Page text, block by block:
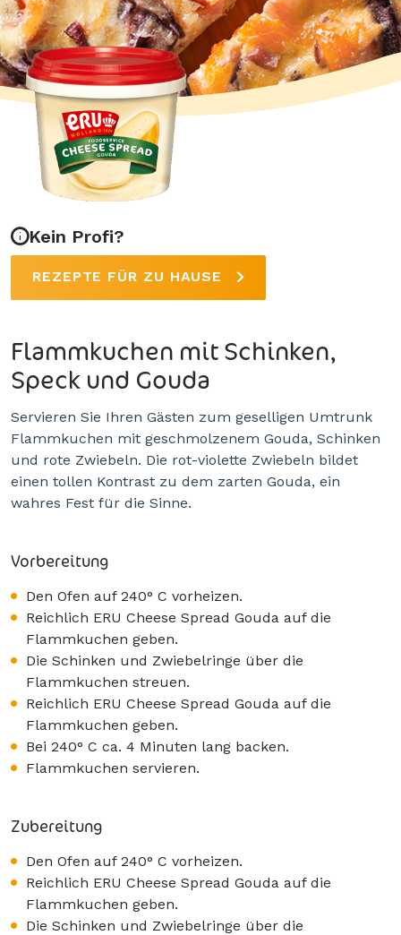
Kein Profi?
REZEPTE FÜR ZU HAUSE
Flammkuchen mit Schinken,
Speck und Gouda
Servieren Sie Ihren Gästen zum geselligen Umtrunk
Flammkuchen mit geschmolzenem Gouda, Schinken
und rote Zwiebeln. Die rot-violette Zwiebeln bildet
einen tollen Kontrast zu dem zarten Gouda, ein
wahres Fest für die Sinne.
Vorbereitung
Den Ofen auf 240° C vorheizen.
Reichlich ERU Cheese Spread Gouda auf die
Flammkuchen geben.
Die Schinken und Zwiebelringe über die
Flammkuchen streuen.
Reichlich ERU Cheese Spread Gouda auf die
Flammkuchen geben.
Bei 240° C ca. 4 Minuten lang backen.
Flammkuchen servieren.
Zubereitung
Den Ofen auf 240° C vorheizen.
Reichlich ERU Cheese Spread Gouda auf die
Flammkuchen geben.
Die Schinken und Zwiebelringe über die